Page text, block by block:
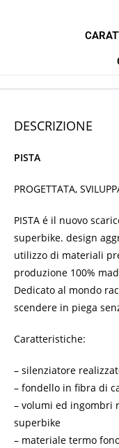
DESCRIZIONE
PISTA
PROGETTATA,
PISTA é il nuovo
superbike. design
utilizzo di materiali
produzione 100%
Dedicato al mondo
scendere in piega
Caratteristiche:
– silenziatore
– fondello in fibra di
– volumi ed ingombri
superbike
– materiale termo